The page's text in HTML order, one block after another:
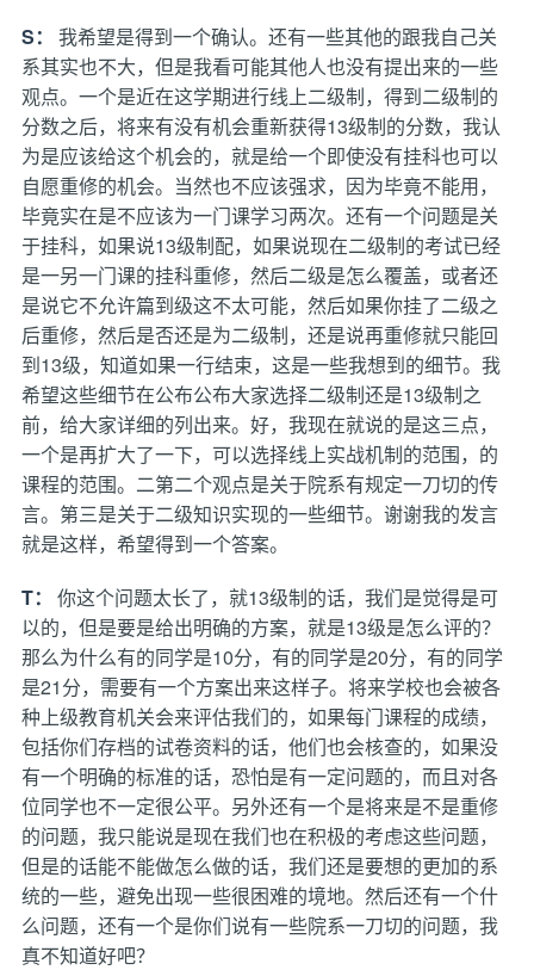
S：
我希望是得到一个确认。还有一些其他的跟我自己关
系其实也不大，但是我看可能其他人也没有提出来的一些
观点。一个是近在这学期进行线上二级制，得到二级制的
分数之后，将来有没有机会重新获得13级制的分数，我认
为是应该给这个机会的，就是给一个即使没有挂科也可以
自愿重修的机会。当然也不应该强求，因为毕竟不能用，
毕竟实在是不应该为一门课学习两次。还有一个问题是关
于挂科，如果说13级制配，如果说现在二级制的考试已经
是一另一门课的挂科重修，然后二级是怎么覆盖，或者还
是说它不允许篇到级这不太可能，然后如果你挂了二级之
后重修，然后是否还是为二级制，还是说再重修就只能回
到13级，知道如果一行结束，这是一些我想到的细节。我
希望这些细节在公布公布大家选择二级制还是13级制之
前，给大家详细的列出来。好，我现在就说的是这三点，
一个是再扩大了一下，可以选择线上实战机制的范围，的
课程的范围。二第二个观点是关于院系有规定一刀切的传
言。第三是关于二级知识实现的一些细节。谢谢我的发言
就是这样，希望得到一个答案。
T：
你这个问题太长了，就13级制的话，我们是觉得是可
以的，但是要是给出明确的方案，就是13级是怎么评的？
那么为什么有的同学是10分，有的同学是20分，有的同学
是21分，需要有一个方案出来这样子。将来学校也会被各
种上级教育机关会来评估我们的，如果每门课程的成绩，
包括你们存档的试卷资料的话，他们也会核查的，如果没
有一个明确的标准的话，恐怕是有一定问题的，而且对各
位同学也不一定很公平。另外还有一个是将来是不是重修
的问题，我只能说是现在我们也在积极的考虑这些问题，
但是的话能不能做怎么做的话，我们还是要想的更加的系
统的一些，避免出现一些很困难的境地。然后还有一个什
么问题，还有一个是你们说有一些院系一刀切的问题，我
真不知道好吧？